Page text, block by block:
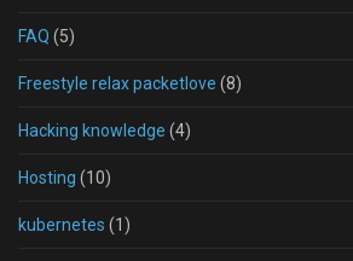
FAQ (5)
Freestyle relax packetlove (8)
Hacking knowledge (4)
Hosting (10)
kubernetes (1)